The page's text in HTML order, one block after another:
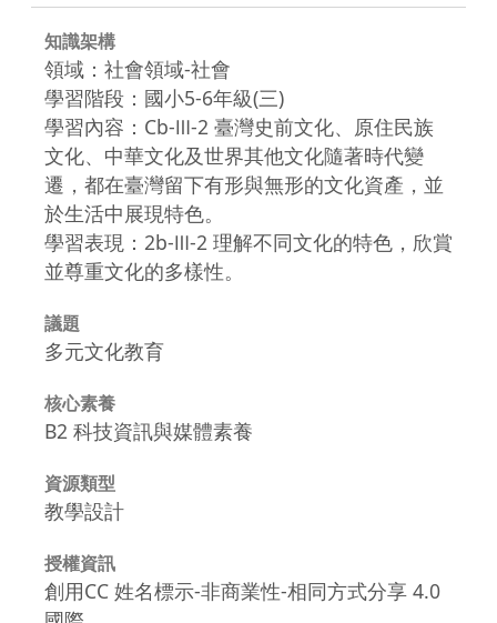
知識架構
領域：社會領域-社會
學習階段：國小5-6年級(三)
學習內容：Cb-Ⅲ-2 臺灣史前文化、原住民族
文化、中華文化及世界其他文化隨著時代變
遷，都在臺灣留下有形與無形的文化資產，並
於生活中展現特色。
學習表現：2b-Ⅲ-2 理解不同文化的特色，欣賞
並尊重文化的多樣性。
議題
多元文化教育
核心素養
B2 科技資訊與媒體素養
資源類型
教學設計
授權資訊
創用CC 姓名標示-非商業性-相同方式分享 4.0